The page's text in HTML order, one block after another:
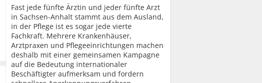
Fast jede fünfte Ärztin und jeder fünfte Arzt
in Sachsen-Anhalt stammt aus dem Ausland,
in der Pflege ist es sogar jede vierte
Fachkraft. Mehrere Krankenhäuser,
Arztpraxen und Pflegeeinrichtungen machen
deshalb mit einer gemeinsamen Kampagne
auf die Bedeutung internationaler
Beschäftigter aufmerksam und fordern